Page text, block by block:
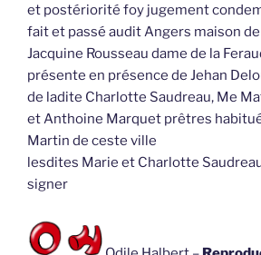
et postériorité foy jugement
fait et passé audit Angers maison
Jacquine Rousseau dame de la
présente en présence de Jehan
de ladite Charlotte Saudreau, Me
et Anthoine Marquet prêtres
Martin de ceste ville
lesdites Marie et Charlotte
signer